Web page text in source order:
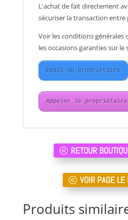
L'achat de fait directement
sécuriser la transaction entre
Voir les conditions générales
les occasions garanties sur le
Email au propriétaire
Appeler le propriétaire
RETOUR
VOIR PAGE LE
Produits